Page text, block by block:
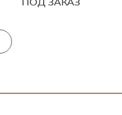
ПОД ЗАКАЗ